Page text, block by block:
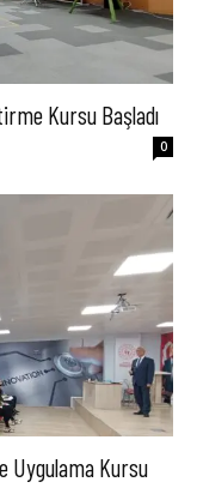
Kursu Başladı
0
Uygulama Kursu